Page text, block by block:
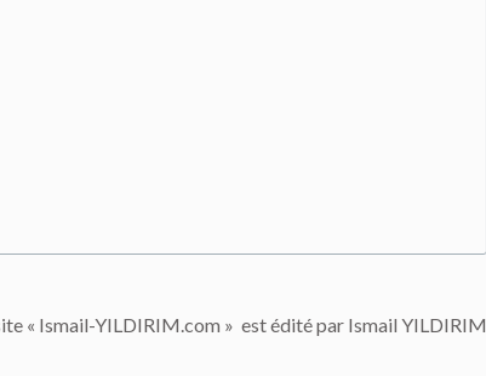
« Ismail-YILDIRIM.com » est édité par Ismail YILDIRIM